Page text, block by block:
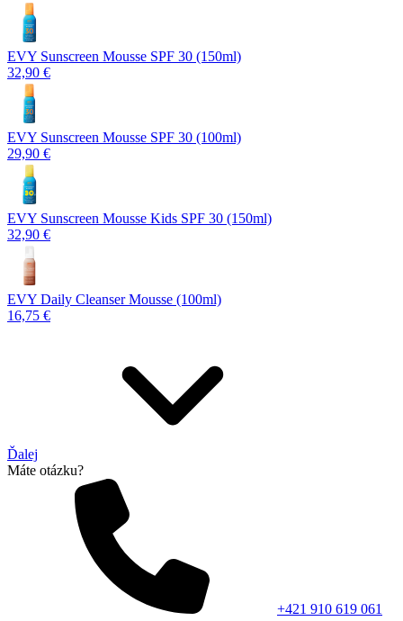
EVY Sunscreen Mousse SPF 30 (150ml)
32,90 €
EVY Sunscreen Mousse SPF 30 (100ml)
29,90 €
EVY Sunscreen Mousse Kids SPF 30 (150ml)
32,90 €
EVY Daily Cleanser Mousse (100ml)
16,75 €
Ďalej
Máte otázku?
+421 910 619 061